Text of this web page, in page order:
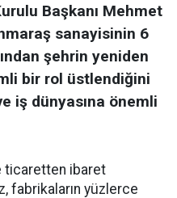
Başkanı Mehmet
sanayisinin 6
şehrin yeniden
bir rol üstlendiğini
iş dünyasına önemli
ticaretten ibaret
fabrikaların yüzlerce